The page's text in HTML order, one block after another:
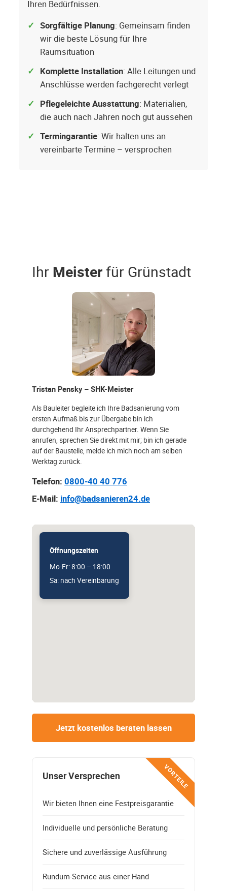
Ihren Bedürfnissen.
Sorgfältige Planung: Gemeinsam finden
wir die beste Lösung für Ihre
Raumsituation
Komplette Installation: Alle Leitungen und
Anschlüsse werden fachgerecht verlegt
Pflegeleichte Ausstattung: Materialien,
die auch nach Jahren noch gut aussehen
Termingarantie: Wir halten uns an
vereinbarte Termine – versprochen
Ihr Meisterfür Grünstadt
Tristan Pensky – SHK-Meister
Als Bauleiter begleite ich Ihre Badsanierung vom
ersten Aufmaß bis zur Übergabe bin ich
durchgehend Ihr Ansprechpartner. Wenn Sie
anrufen, sprechen Sie direkt mit mir; bin ich gerade
auf der Baustelle, melde ich mich noch am selben
Werktag zurück.
Telefon: 0800-40 40 776
E-Mail: info@badsanieren24.de
Öffnungszeiten
Mo-Fr: 8:00 – 18:00
Sa: nach Vereinbarung
Jetzt kostenlos beraten lassen
VORTEILE
Unser Versprechen
Wir bieten Ihnen eine Festpreisgarantie
Individuelle und persönliche Beratung
Sichere und zuverlässige Ausführung
Rundum-Service aus einer Hand